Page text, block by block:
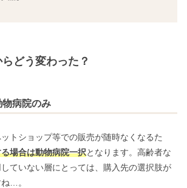
どう変わった？
病院のみ
トショップ等での販売が随時なくなるた
場合は動物病院一択となります。高齢者な
ていない層にとっては、購入先の選択肢が
…。